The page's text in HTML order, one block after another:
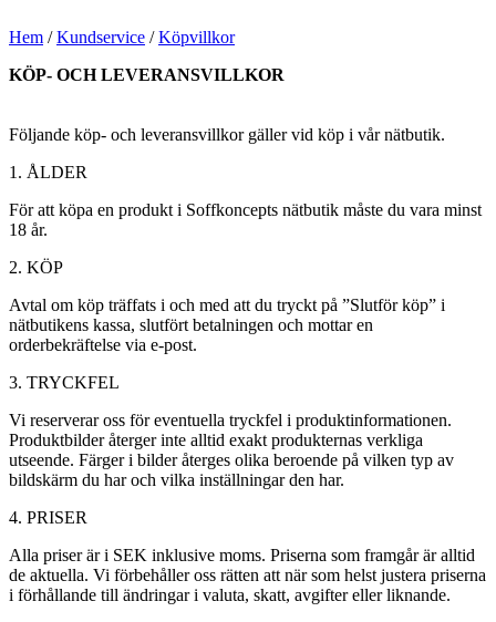
Hem / Kundservice / Köpvillkor
KÖP- OCH LEVERANSVILLKOR
Följande köp- och leveransvillkor gäller vid köp i vår nätbutik.
1. ÅLDER
För att köpa en produkt i Soffkoncepts nätbutik måste du vara minst
18 år.
2. KÖP
Avtal om köp träffats i och med att du tryckt på ”Slutför köp” i
nätbutikens kassa, slutfört betalningen och mottar en
orderbekräftelse via e-post.
3. TRYCKFEL
Vi reserverar oss för eventuella tryckfel i produktinformationen.
Produktbilder återger inte alltid exakt produkternas verkliga
utseende. Färger i bilder återges olika beroende på vilken typ av
bildskärm du har och vilka inställningar den har.
4. PRISER
Alla priser är i SEK inklusive moms. Priserna som framgår är alltid
de aktuella. Vi förbehåller oss rätten att när som helst justera priserna
i förhållande till ändringar i valuta, skatt, avgifter eller liknande.